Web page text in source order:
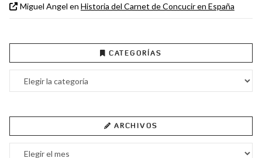
Miguel Angel en Historia del Carnet de Concucir en España
CATEGORÍAS
Categorías
ARCHIVOS
Archivos